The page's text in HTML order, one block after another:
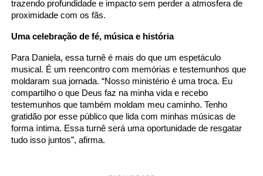
trazendo profundidade e impacto sem perder a atmosfera de
proximidade com os fãs.
Uma celebração de fé, música e história
Para Daniela, essa turnê é mais do que um espetáculo
musical. É um reencontro com memórias e testemunhos que
moldaram sua jornada. “Nosso ministério é uma troca. Eu
compartilho o que Deus faz na minha vida e recebo
testemunhos que também moldam meu caminho. Tenho
gratidão por esse público que lida com minhas músicas de
forma íntima. Essa turnê será uma oportunidade de resgatar
tudo isso juntos”, afirma.